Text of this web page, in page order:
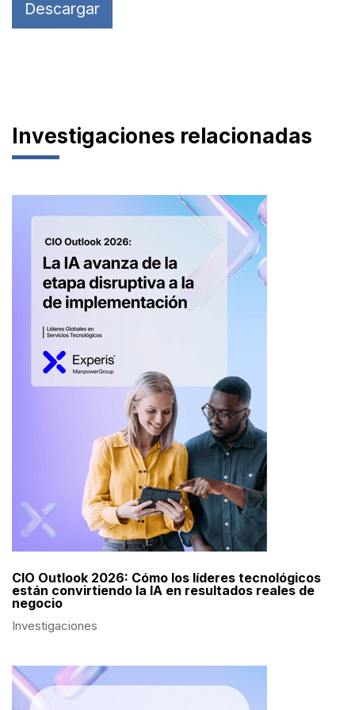
Descargar
Investigaciones relacionadas
CIO Outlook 2026: Cómo los líderes tecnológicos
están convirtiendo la IA en resultados reales de
negocio
Investigaciones